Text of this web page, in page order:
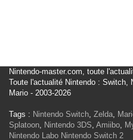
Nintendo-master.com, toute
Toute l'actualité Nintendo : Switch,
Mario - 2003-2026
Tags : Nintendo Switch, Zelda,
Splatoon, Nintendo 3DS, Amiibo,
Nintendo Labo Nintendo Switch 2